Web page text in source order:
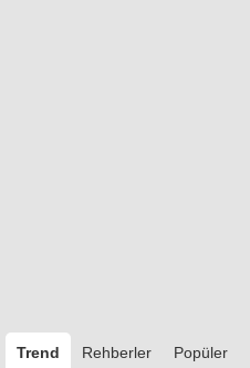
Trend Rehberler Popüler